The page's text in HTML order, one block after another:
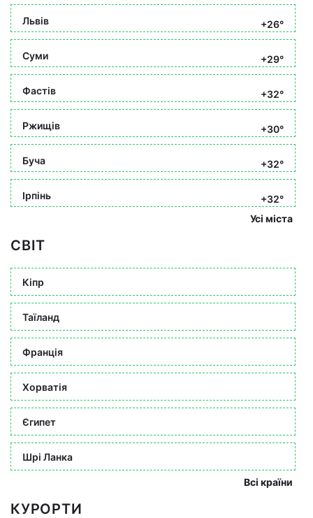
Львів +26°
Суми +29°
Фастів +32°
Ржищів +30°
Буча +32°
Ірпінь
+32°
Усі міста
СВІТ
Кіпр
Таїланд
Франція
Хорватія
Єгипет
Шрі Ланка
Всі країни
КУРОРТИ